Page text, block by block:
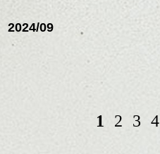
2024/09
1 2 3 4